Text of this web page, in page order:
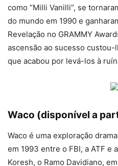
como “Milli Vanilli”, se
do mundo em 1990 e
Revelação no GRAMMY
ascensão ao sucesso
que acabou por levá-los à
Waco (disponível a
Waco é uma exploração
em 1993 entre o FBI, a ATF e
Koresh, o Ramo Davidiano,